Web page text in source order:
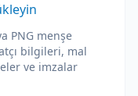
PNG menşe
bilgileri, mal
ve imzalar